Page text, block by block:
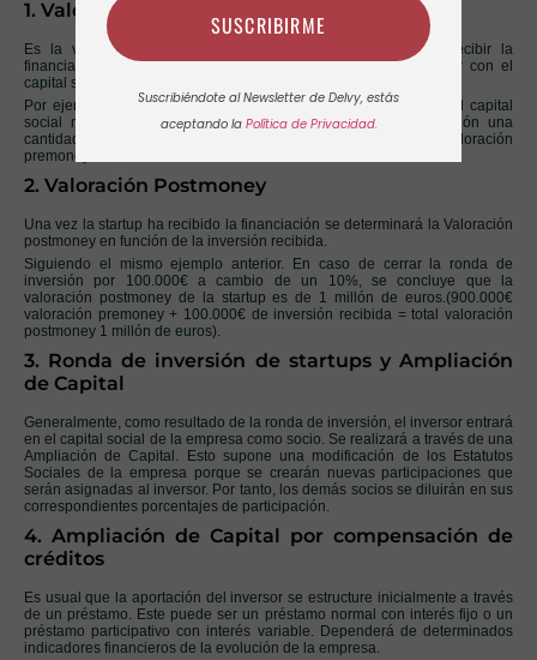
1. Valoración Premoney
Es la valoración de la empresa en el momento previo a recibir la
financiación pretendida. Esta valoración no tiene nada que ver con el
capital social inicial por el cual se constituyó la sociedad.
Por ejemplo, una Sociedad Limitada que se ha constituido por el capital
social mínimo (3.000€) busca en su primera ronda de inversión una
cantidad de 100.000€ a cambio de un 10%. Por tanto, su valoración
premoney es de 900.000€.
2. Valoración Postmoney
Una vez la startup ha recibido la financiación se determinará la Valoración
postmoney en función de la inversión recibida.
Siguiendo el mismo ejemplo anterior. En caso de cerrar la ronda de
inversión por 100.000€ a cambio de un 10%, se concluye que la
valoración postmoney de la startup es de 1 millón de euros.(900.000€
valoración premoney + 100.000€ de inversión recibida = total valoración
postmoney 1 millón de euros).
3. Ronda de inversión de startups y Ampliación
de Capital
Generalmente, como resultado de la ronda de inversión, el inversor entrará
en el capital social de la empresa como socio. Se realizará a través de una
Ampliación de Capital. Esto supone una modificación de los Estatutos
Sociales de la empresa porque se crearán nuevas participaciones que
serán asignadas al inversor. Por tanto, los demás socios se diluirán en sus
correspondientes porcentajes de participación.
4. Ampliación de Capital por compensación de
créditos
Es usual que la aportación del inversor se estructure inicialmente a través
de un préstamo. Este puede ser un préstamo normal con interés fijo o un
préstamo participativo con interés variable. Dependerá de determinados
indicadores financieros de la evolución de la empresa.
SUSCRIBIRME
Suscribiéndote al Newsletter de Delvy, estás
aceptando la Política de Privacidad.